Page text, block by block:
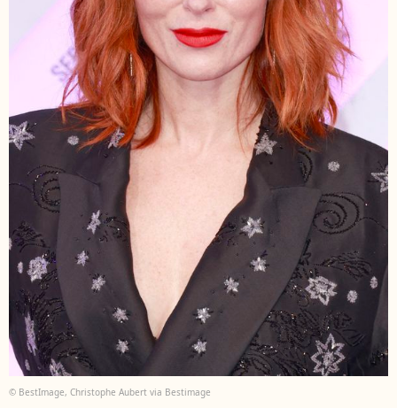
© BestImage, Christophe Aubert via Bestimage